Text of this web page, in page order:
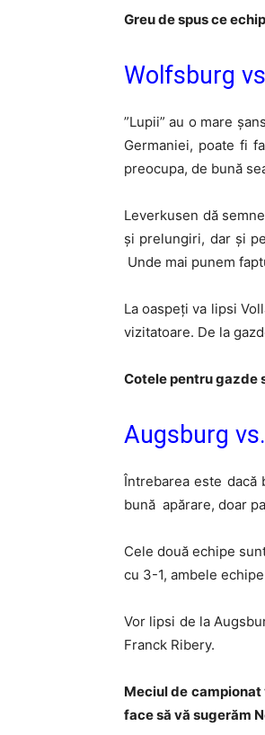
Greu de spus ce
Wolfsburg
”Lupii” au o mare
Germaniei, poate fi
preocupa, de bună
Leverkusen dă
și prelungiri, dar și
Unde mai punem
La oaspeți va lipsi
vizitatoare. De la
Cotele pentru gazde
Augsburg
Întrebarea este dacă
bună apărare, doar
Cele două echipe
cu 3-1, ambele
Vor lipsi de la
Franck Ribery.
Meciul de
face să vă sugerăm